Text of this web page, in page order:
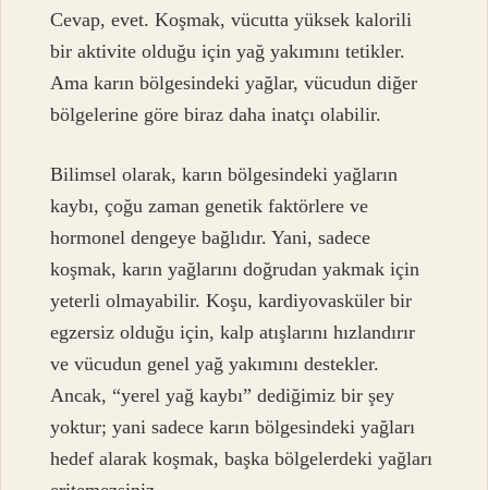
Cevap, evet. Koşmak, vücutta yüksek kalorili
bir aktivite olduğu için yağ yakımını tetikler.
Ama karın bölgesindeki yağlar, vücudun diğer
bölgelerine göre biraz daha inatçı olabilir.
Bilimsel olarak, karın bölgesindeki yağların
kaybı, çoğu zaman genetik faktörlere ve
hormonel dengeye bağlıdır. Yani, sadece
koşmak, karın yağlarını doğrudan yakmak için
yeterli olmayabilir. Koşu, kardiyovasküler bir
egzersiz olduğu için, kalp atışlarını hızlandırır
ve vücudun genel yağ yakımını destekler.
Ancak, “yerel yağ kaybı” dediğimiz bir şey
yoktur; yani sadece karın bölgesindeki yağları
hedef alarak koşmak, başka bölgelerdeki yağları